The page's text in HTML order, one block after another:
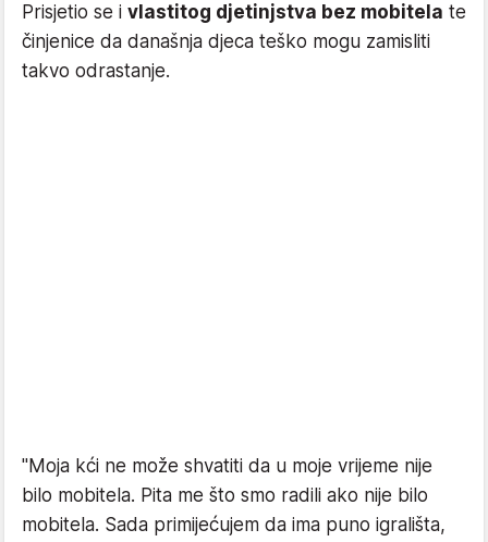
Prisjetio se i vlastitog djetinjstva bez mobitela te
činjenice da današnja djeca teško mogu zamisliti
takvo odrastanje.
"Moja kći ne može shvatiti da u moje vrijeme nije
bilo mobitela. Pita me što smo radili ako nije bilo
mobitela. Sada primijećujem da ima puno igrališta,